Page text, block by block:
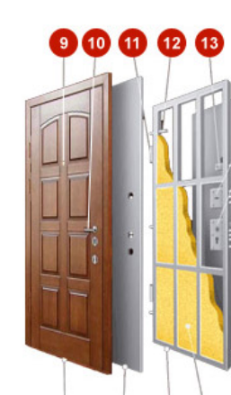
Отделка
Заделка швов монтажной пеной
Откосы (изнутри помещения)
Вывод звонков
Утепление дверной коробки
Перенос звонка